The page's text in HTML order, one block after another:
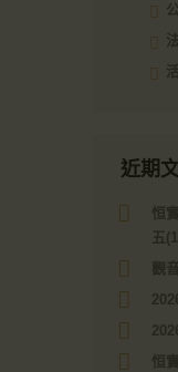
近期
恒
五
觀
恒